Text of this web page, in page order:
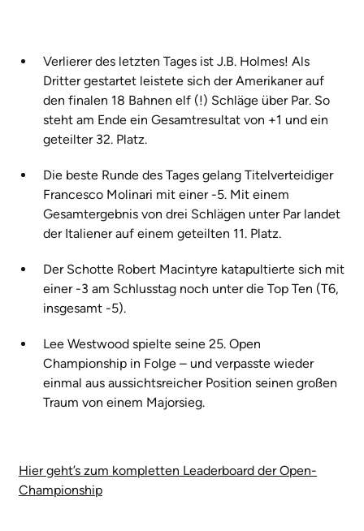
Verlierer des letzten Tages ist J.B. Holmes! Als
Dritter gestartet leistete sich der Amerikaner auf
den finalen 18 Bahnen elf (!) Schläge über Par. So
steht am Ende ein Gesamtresultat von +1 und ein
geteilter 32. Platz.
Die beste Runde des Tages gelang Titelverteidiger
Francesco Molinari mit einer -5. Mit einem
Gesamtergebnis von drei Schlägen unter Par landet
der Italiener auf einem geteilten 11. Platz.
Der Schotte Robert Macintyre katapultierte sich mit
einer -3 am Schlusstag noch unter die Top Ten (T6,
insgesamt -5).
Lee Westwood spielte seine 25. Open
Championship in Folge – und verpasste wieder
einmal aus aussichtsreicher Position seinen großen
Traum von einem Majorsieg.
Hier geht’s zum kompletten Leaderboard der Open-
Championship